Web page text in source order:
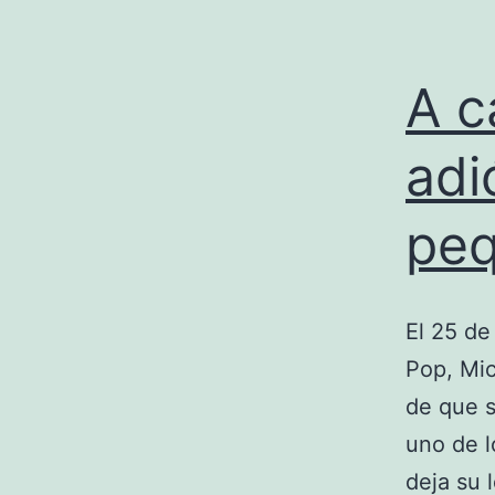
A
El 25
Pop,
de que
uno de
deja su